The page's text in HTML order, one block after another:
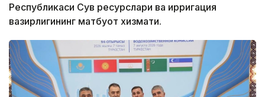
Республикаси Сув ресурслари ва ирригация
вазирлигининг матбуот хизмати.